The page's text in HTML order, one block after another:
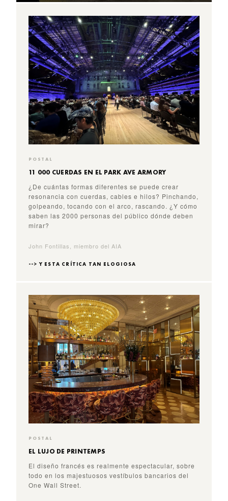
POSTAL
11 000 CUERDAS EN EL PARK AVE ARMORY
¿De cuántas formas diferentes se puede crear
resonancia con cuerdas, cables e hilos? Pinchando,
golpeando, tocando con el arco, rascando. ¿Y cómo
saben las 2000 personas del público dónde deben
mirar?
John Fontillas, miembro del AIA
--> Y ESTA CRÍTICA TAN ELOGIOSA
POSTAL
EL LUJO DE PRINTEMPS
El diseño francés es realmente espectacular, sobre
todo en los majestuosos vestíbulos bancarios del
One Wall Street.